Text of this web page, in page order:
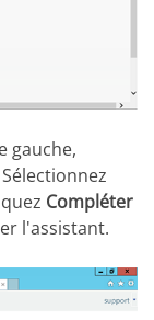
gauche,
Compléter
l'assistant.